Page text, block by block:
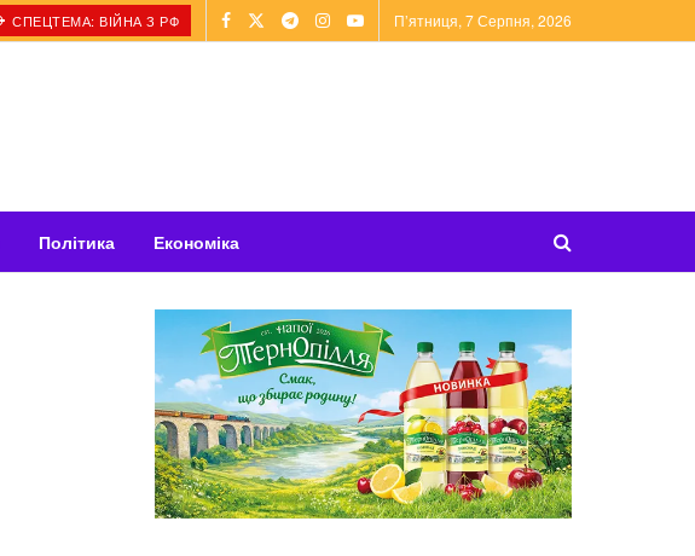
СПЕЦТЕМА: ВІЙНА З РФ П’ятниця, 7 Серпня, 2026
Політика Економіка